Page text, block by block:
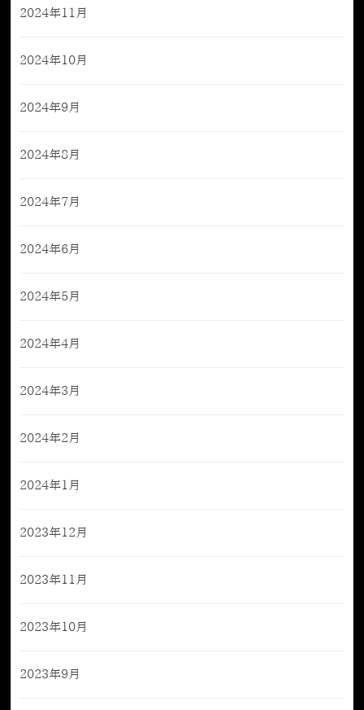
2024年11月
2024年10月
2024年9月
2024年8月
2024年7月
2024年6月
2024年5月
2024年4月
2024年3月
2024年2月
2024年1月
2023年12月
2023年11月
2023年10月
2023年9月